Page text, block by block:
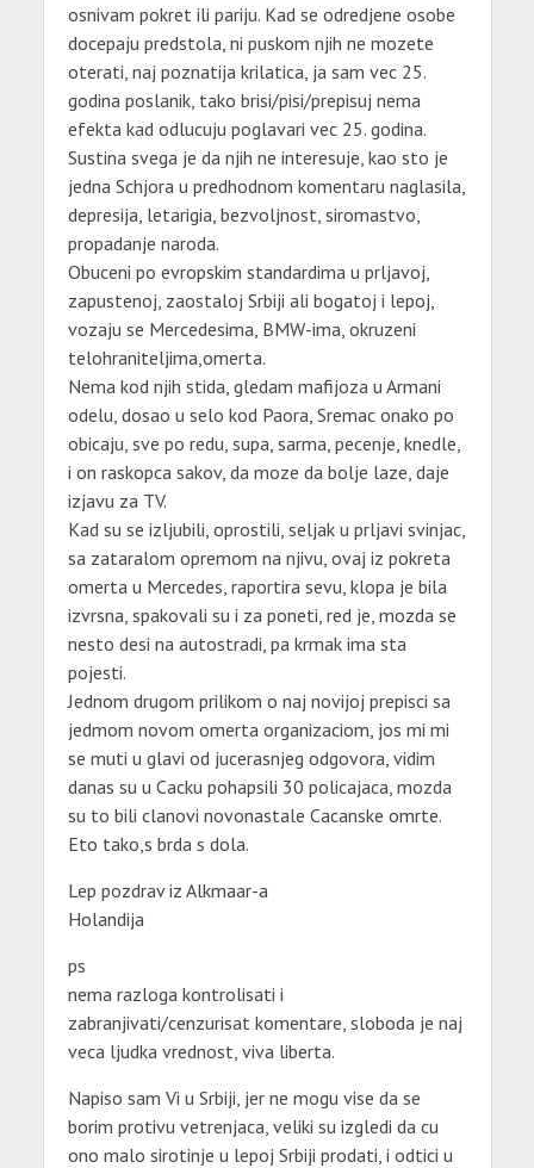
osnivam pokret ili pariju. Kad se odredjene osobe
docepaju predstola, ni puskom njih ne mozete
oterati, naj poznatija krilatica, ja sam vec 25.
godina poslanik, tako brisi/pisi/prepisuj nema
efekta kad odlucuju poglavari vec 25. godina.
Sustina svega je da njih ne interesuje, kao sto je
jedna Schjora u predhodnom komentaru naglasila,
depresija, letarigia, bezvoljnost, siromastvo,
propadanje naroda.
Obuceni po evropskim standardima u prljavoj,
zapustenoj, zaostaloj Srbiji ali bogatoj i lepoj,
vozaju se Mercedesima, BMW-ima, okruzeni
telohraniteljima,omerta.
Nema kod njih stida, gledam mafijoza u Armani
odelu, dosao u selo kod Paora, Sremac onako po
obicaju, sve po redu, supa, sarma, pecenje, knedle,
i on raskopca sakov, da moze da bolje laze, daje
izjavu za TV.
Kad su se izljubili, oprostili, seljak u prljavi svinjac,
sa zataralom opremom na njivu, ovaj iz pokreta
omerta u Mercedes, raportira sevu, klopa je bila
izvrsna, spakovali su i za poneti, red je, mozda se
nesto desi na autostradi, pa krmak ima sta
pojesti.
Jednom drugom prilikom o naj novijoj prepisci sa
jedmom novom omerta organizaciom, jos mi mi
se muti u glavi od jucerasnjeg odgovora, vidim
danas su u Cacku pohapsili 30 policajaca, mozda
su to bili clanovi novonastale Cacanske omrte.
Eto tako,s brda s dola.
Lep pozdrav iz Alkmaar-a
Holandija
ps
nema razloga kontrolisati i
zabranjivati/cenzurisat komentare, sloboda je naj
veca ljudka vrednost, viva liberta.
Napiso sam Vi u Srbiji, jer ne mogu vise da se
borim protivu vetrenjaca, veliki su izgledi da cu
ono malo sirotinje u lepoj Srbiji prodati, i odtici u